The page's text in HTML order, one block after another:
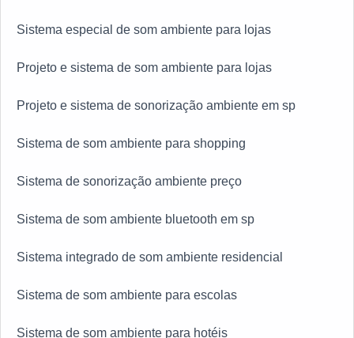
Sistema especial de som ambiente para lojas
Projeto e sistema de som ambiente para lojas
Projeto e sistema de sonorização ambiente em sp
Sistema de som ambiente para shopping
Sistema de sonorização ambiente preço
Sistema de som ambiente bluetooth em sp
Sistema integrado de som ambiente residencial
Sistema de som ambiente para escolas
Sistema de som ambiente para hotéis